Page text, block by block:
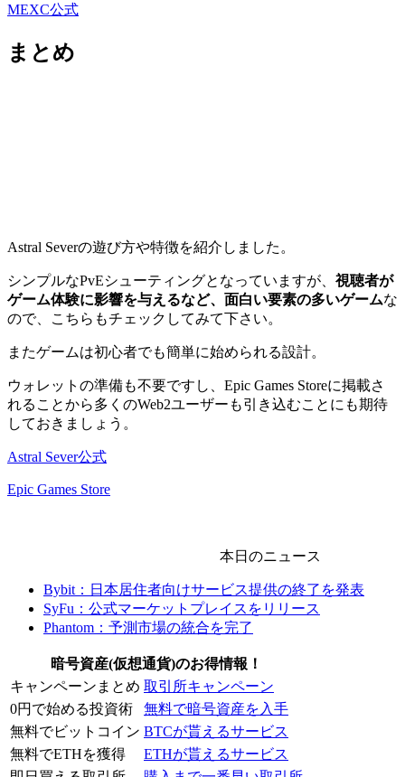
MEXC公式
まとめ
Astral Severの遊び方や特徴を紹介しました。
シンプルなPvEシューティングとなっていますが、 視聴者が
ゲーム体験に影響を与えるなど、面白い要素の多いゲームな
ので、こちらもチェックしてみて下さい。
またゲームは初心者でも簡単に始められる設計。
ウォレットの準備も不要ですし、Epic Games Storeに掲載さ
れることから多くのWeb2ユーザーも引き込むことにも期待
しておきましょう。
Astral Sever公式
Epic Games Store
本日のニュース
Bybit：日本居住者向けサービス提供の終了を発表
SyFu：公式マーケットプレイスをリリース
Phantom：予測市場の統合を完了
暗号資産(仮想通貨)のお得情報！
キャンペーンまとめ 取引所キャンペーン
0円で始める投資術
無料で暗号資産を入手
無料でビットコイン BTCが貰えるサービス
無料でETHを獲得
ETHが貰えるサービス